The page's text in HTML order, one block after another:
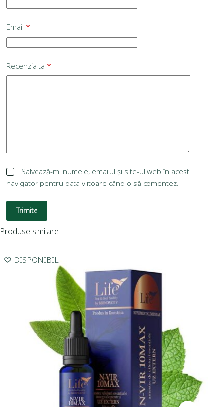
Email *
Recenzia ta *
Salvează-mi numele, emailul și site-ul web în acest
navigator pentru data viitoare când o să comentez.
Trimite
Produse similare
INDISPONIBIL